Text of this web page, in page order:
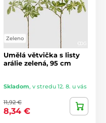
Zeleno
Umělá větvička s listy
arálie zelená, 95 cm
Skladom, v stredu 12. 8. u vás
11,92 €
8,34 €